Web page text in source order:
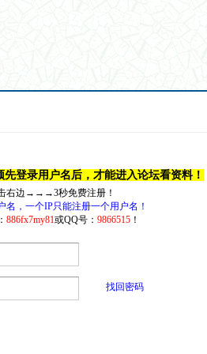
先登录用户名后，才能进入论坛看资料！
右边→→→3秒免费注册！
名，一个IP只能注册一个用户名！
886fx7my81或QQ号： 9866515！
找回密码